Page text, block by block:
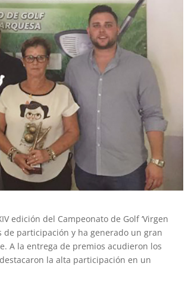
edición del Campeonato de Golf ‘Virgen
de participación y ha generado un gran
A la entrega de premios acudieron los
la alta participación en un